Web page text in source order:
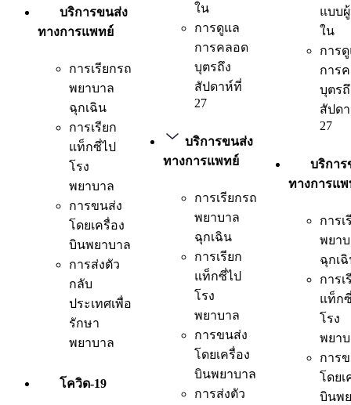
บริการขนส่ง
ทางการแพทย์
การเรียกรถ
พยาบาล
ฉุกเฉิน
การเรียก
แท็กซี่ไป
โรง
พยาบาล
การขนส่ง
โดยเครื่อง
บินพยาบาล
การส่งตัว
กลับ
ประเทศเพื่อ
รักษา
พยาบาล
โควิด-19
ใน
การดูแล
การคลอด
บุตรถึง
สัปดาห์ที่
27
บริการขนส่ง
ทางการแพทย์
การเรียกรถ
พยาบาล
ฉุกเฉิน
การเรียก
แท็กซี่ไป
โรง
พยาบาล
การขนส่ง
โดยเครื่อง
บินพยาบาล
การส่งตัว
แบบ
ใน
การ
การ
บุตร
สัปด
27
บริการ
ทางการแ
การเ
พยา
ฉุกเ
การเ
แท็ก
โรง
พยา
การ
โดยเ
บินพ